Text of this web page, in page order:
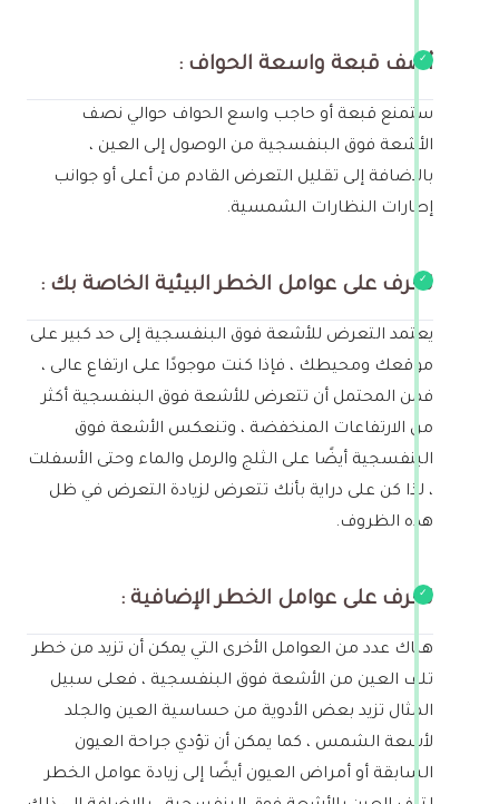
أضف قبعة واسعة الحواف :
ستمنع قبعة أو حاجب واسع الحواف حوالي نصف
الأشعة فوق البنفسجية من الوصول إلى العين ،
بالإضافة إلى تقليل التعرض القادم من أعلى أو جوانب
إطارات النظارات الشمسية.
تعرف على عوامل الخطر البيئية الخاصة بك :
يعتمد التعرض للأشعة فوق البنفسجية إلى حد كبير على
موقعك ومحيطك ، فإذا كنت موجودًا على ارتفاع عالى ،
فمن المحتمل أن تتعرض للأشعة فوق البنفسجية أكثر
من الارتفاعات المنخفضة ، وتنعكس الأشعة فوق
البنفسجية أيضًا على الثلج والرمل والماء وحتى الأسفلت
، لذا كن على دراية بأنك تتعرض لزيادة التعرض في ظل
هذه الظروف.
تعرف على عوامل الخطر الإضافية :
هناك عدد من العوامل الأخرى التي يمكن أن تزيد من خطر
تلف العين من الأشعة فوق البنفسجية ، فعلى سبيل
المثال تزيد بعض الأدوية من حساسية العين والجلد
لأشعة الشمس ، كما يمكن أن تؤدي جراحة العيون
السابقة أو أمراض العيون أيضًا إلى زيادة عوامل الخطر